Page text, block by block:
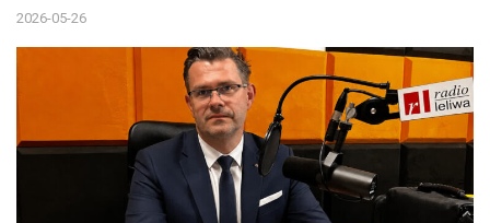
2026-05-26